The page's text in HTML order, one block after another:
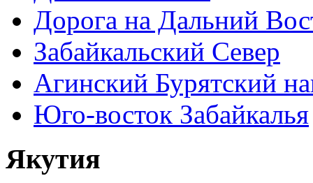
Дорога на Дальний
Забайкальский Север
Агинский Бурятский
Юго-восток Забайкалья
Якутия